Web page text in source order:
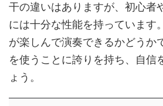
干の違いはありますが、初心者
には十分な性能を持っています
が楽しんで演奏できるかどうか
を使うことに誇りを持ち、自信
ょう。